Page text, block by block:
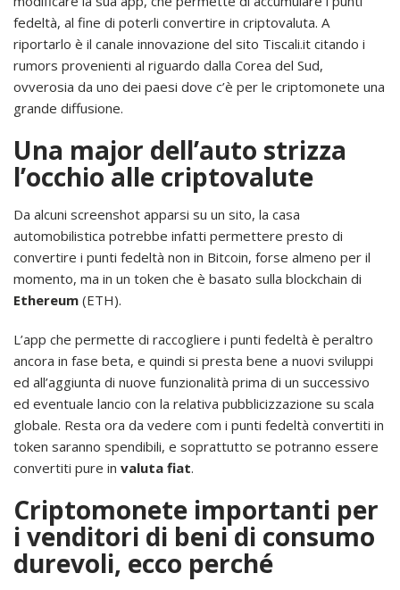
fedeltà, al fine di poterli convertire in criptovaluta. A
riportarlo è il canale innovazione del sito Tiscali.it citando i
rumors provenienti al riguardo dalla Corea del Sud,
ovverosia da uno dei paesi dove c’è per le criptomonete una
grande diffusione.
Una major dell’auto strizza
l’occhio alle criptovalute
Da alcuni screenshot apparsi su un sito, la casa
automobilistica potrebbe infatti permettere presto di
convertire i punti fedeltà non in Bitcoin, forse almeno per il
momento, ma in un token che è basato sulla blockchain di
Ethereum (ETH).
L’app che permette di raccogliere i punti fedeltà è peraltro
ancora in fase beta, e quindi si presta bene a nuovi sviluppi
ed all’aggiunta di nuove funzionalità prima di un successivo
ed eventuale lancio con la relativa pubblicizzazione su scala
globale. Resta ora da vedere com i punti fedeltà convertiti in
token saranno spendibili, e soprattutto se potranno essere
convertiti pure in valuta fiat.
Criptomonete importanti per
i venditori di beni di consumo
durevoli, ecco perché